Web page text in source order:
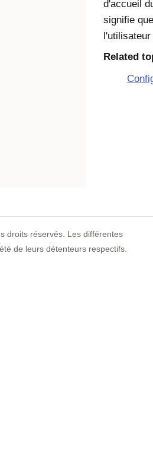
d'accueil
signifie
Related
droits réservés. Les différentes
de leurs détenteurs respectifs.